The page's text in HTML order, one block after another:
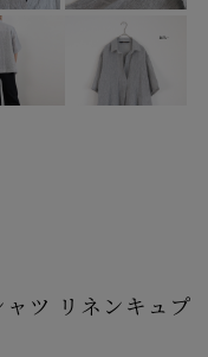
ツ リネンキュプ